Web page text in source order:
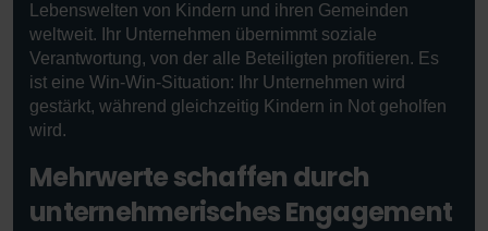
Lebenswelten von Kindern und ihren Gemeinden
weltweit. Ihr Unternehmen übernimmt soziale
Verantwortung, von der alle Beteiligten profitieren. Es
ist eine Win-Win-Situation: Ihr Unternehmen wird
gestärkt, während gleichzeitig Kindern in Not geholfen
wird.
Mehrwerte schaffen durch
unternehmerisches Engagement